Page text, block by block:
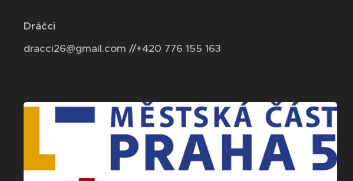
Dráčci
dracci26@gmail.com //+420 776 155 163